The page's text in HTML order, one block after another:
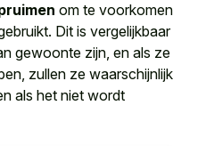
om te voorkomen
Dit is vergelijkbaar
gewoonte zijn, en als ze
zullen ze waarschijnlijk
als het niet wordt